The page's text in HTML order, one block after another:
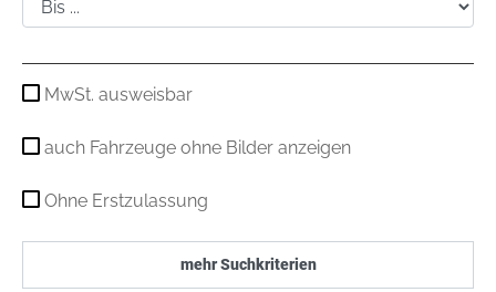
MwSt. ausweisbar
auch Fahrzeuge ohne Bilder anzeigen
Ohne Erstzulassung
mehr Suchkriterien